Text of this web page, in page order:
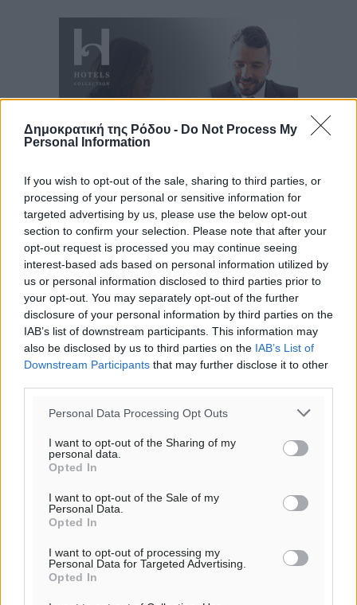
Δημοκρατική της Ρόδου - Do Not Process My
Personal Information
If you wish to opt-out of the sale, sharing to third parties, or
processing of your personal or sensitive information for
targeted advertising by us, please use the below opt-out
section to confirm your selection. Please note that after your
opt-out request is processed you may continue seeing
interest-based ads based on personal information utilized by
us or personal information disclosed to third parties prior to
your opt-out. You may separately opt-out of the further
disclosure of your personal information by third parties on the
IAB’s list of downstream participants. This information may
also be disclosed by us to third parties on the IAB’s List of
Downstream Participants that may further disclose it to other
Personal Data Processing Opt Outs
I want to opt-out of the Sharing of my
personal data.
Opted In
I want to opt-out of the Sale of my
Personal Data.
Opted In
I want to opt-out of processing my
Personal Data for Targeted Advertising.
Opted In
Ροή ειδήσεων
Αγαπημένη Χώρα και Καλύτερος Διαγεννεακός
Προορισμός η Ελλάδα σε τουριστικά βραβεία των
ΗΠΑ
Ειδήσεις • πριν 5 ώρες
παραγγελία στη ΔΑΕΕ
Τοπικές Ειδήσεις πριν 5 ώρες
τουριστικής σεζόν, 19,3% πάνω οι αεροπορικές θέσεις
τον Οκτώβριο
Παρέμβαση του Δημάρχου Λέρου προς τον ΔΕΔΔΗΕ